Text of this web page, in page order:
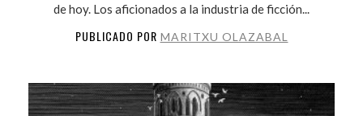
de hoy. Los aficionados a la industria de ficción...
PUBLICADO POR MARITXU OLAZABAL